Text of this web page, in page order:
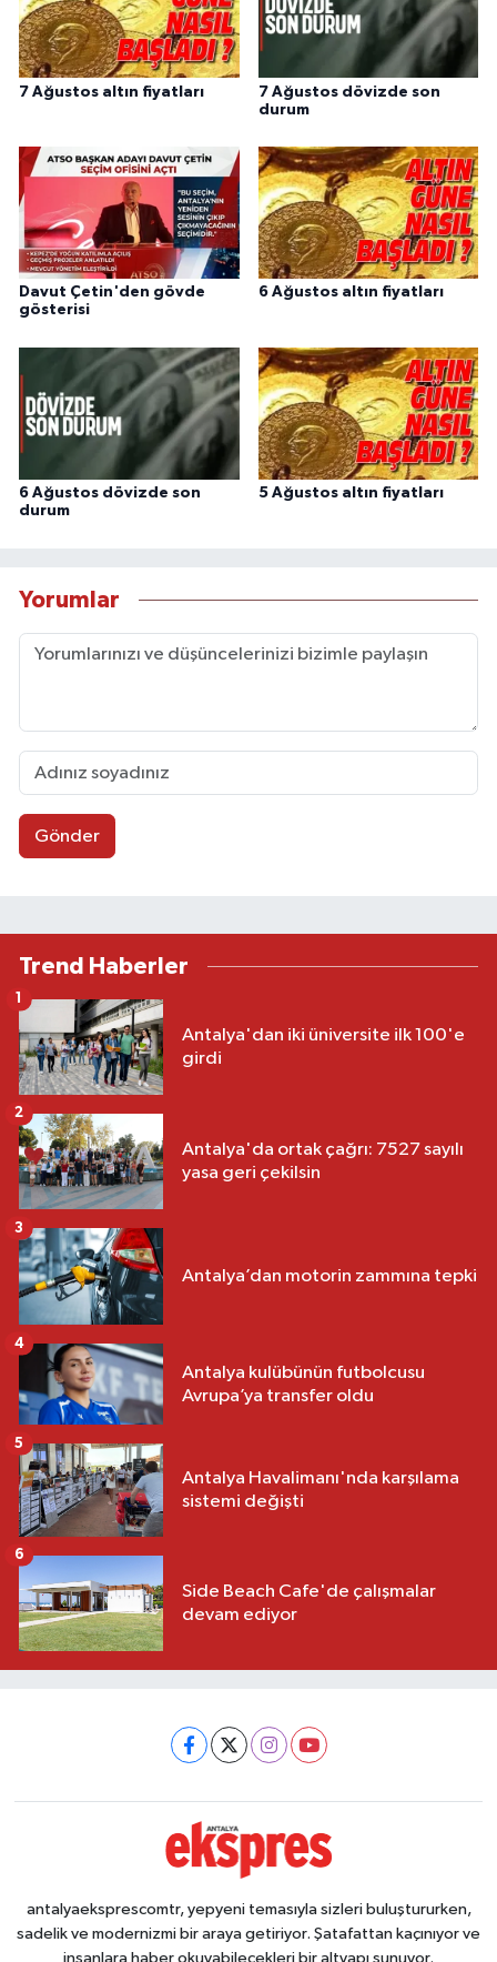
7 Ağustos altın fiyatları
7 Ağustos dövizde son
durum
Davut Çetin'den gövde
gösterisi
6 Ağustos altın fiyatları
6 Ağustos dövizde son
durum
5 Ağustos altın fiyatları
Yorumlar
Gönder
Trend Haberler
Antalya'dan iki üniversite ilk 100'e
girdi
1
Antalya'da ortak çağrı: 7527 sayılı
yasa geri çekilsin
2
Antalya’dan motorin zammına tepki
3
Antalya kulübünün futbolcusu
Avrupa’ya transfer oldu
4
Antalya Havalimanı'nda karşılama
sistemi değişti
5
Side Beach Cafe'de çalışmalar
devam ediyor
6
antalyaeksprescomtr, yepyeni temasıyla sizleri buluştururken,
sadelik ve modernizmi bir araya getiriyor. Şatafattan kaçınıyor ve
insanlara haber okuyabilecekleri bir altyapı sunuyor.